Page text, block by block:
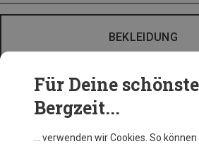
BEKLEIDUNG
Für Deine schönste
Bergzeit...
… verwenden wir Cookies. So